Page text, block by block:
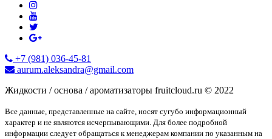
+7 (981) 036-45-81
aurum.aleksandra@gmail.com
Жидкости / основа / ароматизаторы fruitcloud.ru © 2022
Все данные, представленные на сайте, носят сугубо информационный
характер и не являются исчерпывающими. Для более подробной
информации следует обращаться к менеджерам компании по указанным на